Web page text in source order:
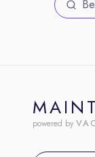
powered by